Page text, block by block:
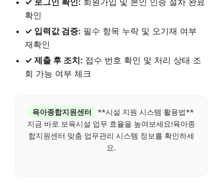
✓ 로그인 확인: 회원가입 및 본인 인증 절차 완료
확인
✓ 입력값 검증: 필수 항목 누락 및 오기재 여부
재확인
✓ 제출 후 조치: 접수 번호 확인 및 처리 상태 조
회 가능 여부 체크
육아종합지원센터
**시설 지원 시스템 활용법**
지금 바로 보육시설 업무 효율을 높여보세요!육아종
합지원센터 맞춤 업무관리 시스템 정보를 확인하세
요.